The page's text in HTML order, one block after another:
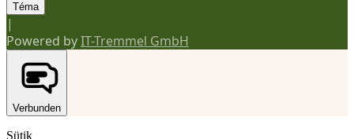
Téma
|
Powered byIT-Tremmel GmbH
Verbunden
Sütik